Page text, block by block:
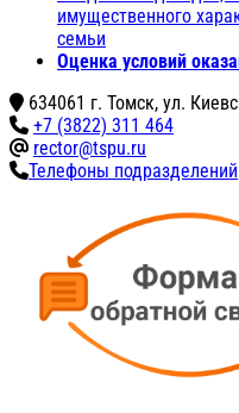
имущественного
семьи
Оценка условий
634061 г. Томск, ул.
+7 (3822) 311 464
rector@tspu.ru
Телефоны подразделений